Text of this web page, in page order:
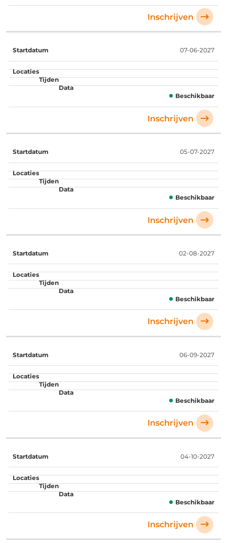
Inschrijven
07-06-2027
Beschikbaar
Inschrijven
05-07-2027
Beschikbaar
Inschrijven
02-08-2027
Beschikbaar
Inschrijven
06-09-2027
Beschikbaar
Inschrijven
04-10-2027
Beschikbaar
Inschrijven